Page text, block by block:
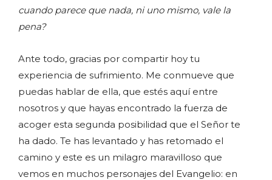
cuando parece que nada, ni uno mismo, vale la
pena?
Ante todo, gracias por compartir hoy tu
experiencia de sufrimiento. Me conmueve que
puedas hablar de ella, que estés aquí entre
nosotros y que hayas encontrado la fuerza de
acoger esta segunda posibilidad que el Señor te
ha dado. Te has levantado y has retomado el
camino y este es un milagro maravilloso que
vemos en muchos personajes del Evangelio: en